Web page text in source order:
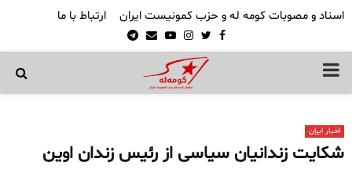
اسناد و مصوبات کومه له و حزب کمونیست ایران ارتباط با ما
Facebook
Twitter
Instagram
Youtube
Email
Telegram
PRIMARY
اخبار ایران
شکایت زندانیان سیاسی از رئیس زندان اوین